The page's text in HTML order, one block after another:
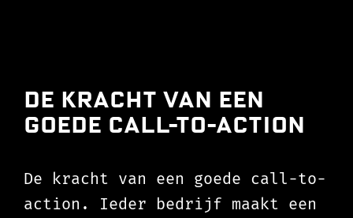
De kracht van een
goede call-to-action
De kracht van een goede call-to-
action. Ieder bedrijf maakt een